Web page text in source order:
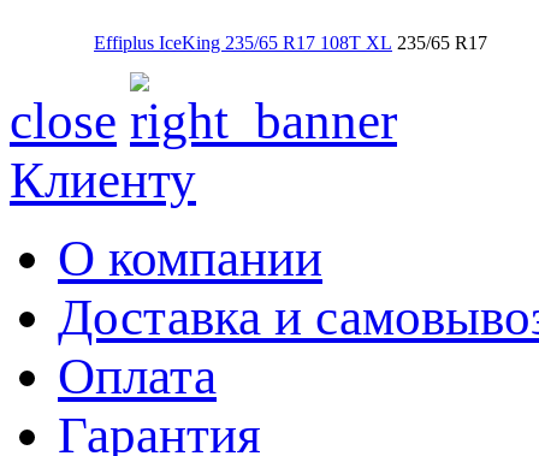
Effiplus IceKing 235/65 R17 108T XL 235/65 R17
close
Клиенту
О компании
Доставка и
Оплата
Гарантия